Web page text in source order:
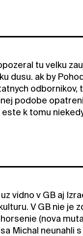
tu velku
dusu. ak by
podobe
k tomu
vidno v GB aj
V GB nie je
(nova
Michal